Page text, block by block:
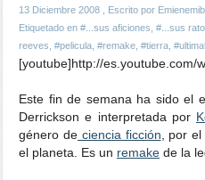
13 Diciembre 2008 , Escrito por
Etiquetado en #...sus aficiones #...sus
reeves #pelicula #remake #tierra
[youtube]http://es.youtube.com/
Este fin de semana ha sido el
Derrickson e interpretada por
género deciencia ficción , por
el planeta. Es un remake de la